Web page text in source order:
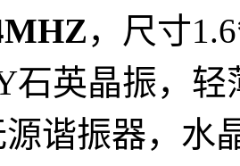
，尺寸
石英晶振，
源谐振器，水